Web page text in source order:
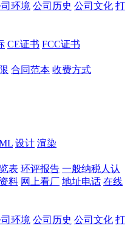
环境 公司历史 公司文化 打
CE证书 FCC证书
合同范本 收费方式
设计 渲染
表 环评报告 一般纳税人认
料 网上看厂 地址电话 在线
环境 公司历史 公司文化 打